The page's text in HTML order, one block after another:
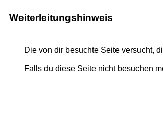
Weiterleitungshinweis
Die von dir besuchte Seite versucht,
Falls du diese Seite nicht besuchen